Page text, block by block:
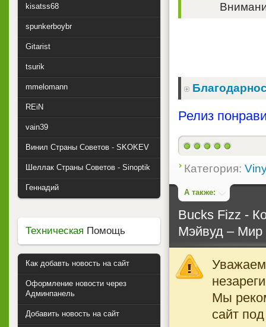
Релиз
Категория:
А также:
Bucks Fizz -
Мэйвуд ‎– Мир
Мы
сайт
kisatss68
spunkerboybr
Gitarist
tsurik
mmelomann
REiN
vain39
Винил Страны Советов - SKOKEV
Шеллак Страны Советов - Sinoptik
Геннадий
Техническая Помощь
Как добавть новость на сайт
Оформление новости через
Админпанель
Добавить новость на сайт